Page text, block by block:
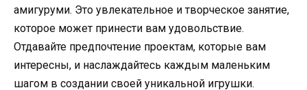
амигуруми. Это увлекательное и творческое занятие,
которое может принести вам удовольствие.
Отдавайте предпочтение проектам, которые вам
интересны, и наслаждайтесь каждым маленьким
шагом в создании своей уникальной игрушки.